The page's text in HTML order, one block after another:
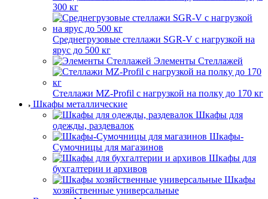
300 кг
Среднегрузовые стеллажи SGR-V с нагрузкой на
ярус до 500 кг
Элементы Стеллажей
Стеллажи MZ-Profil с нагрузкой на полку до 170 кг
Шкафы металлические
Шкафы для
одежды, раздевалок
Шкафы-
Сумочницы для магазинов
Шкафы для
бухгалтерии и архивов
Шкафы
хозяйственные универсальные